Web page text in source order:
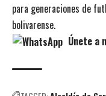
para generaciones de
bolivarense.
Únete a